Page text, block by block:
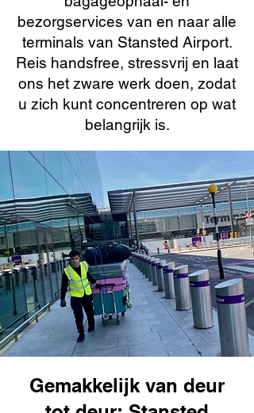
bezorgservices van en naar alle
terminals van Stansted Airport.
Reis handsfree, stressvrij en laat
ons het zware werk doen, zodat
u zich kunt concentreren op wat
belangrijk is.
Gemakkelijk van deur